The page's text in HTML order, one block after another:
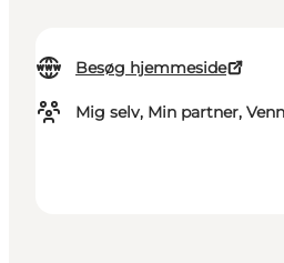
Besøg hjemmeside
Mig selv, Min partner,